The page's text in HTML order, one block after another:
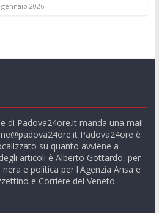
gennaio 2026
di Padova24ore.it manda una mail
Padova24ore è
su quanto avviene a
articoli è Alberto Gottardo, per
e politica per l'Agenzia Ansa e
e Corriere del Veneto